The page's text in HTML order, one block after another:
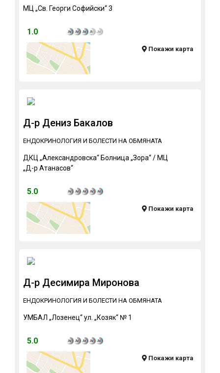
МЦ „Св. Георги Софийски“ 3
1.0
Покажи карта
Д-р Дениз Бакалов
ЕНДОКРИНОЛОГИЯ И БОЛЕСТИ НА ОБМЯНАТА
ДКЦ „Александровска“ Болница „Зора“ / МЦ
„Д-р Атанасов“
5.0
Покажи карта
Д-р Десимира Миронова
ЕНДОКРИНОЛОГИЯ И БОЛЕСТИ НА ОБМЯНАТА
УМБАЛ „Лозенец“ ул. „Козяк“ № 1
5.0
Покажи карта